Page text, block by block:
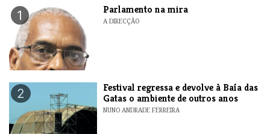
1 Parlamento na mira
A DIRECÇÃO
2
Festival regressa e devolve à Baía das
Gatas o ambiente de outros anos
NUNO ANDRADE FERREIRA